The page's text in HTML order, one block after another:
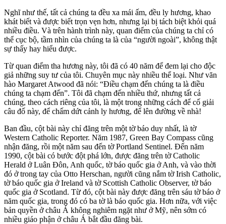
Nghĩ như thế, tất cả chúng ta đều xa mái ấm, đều ly hương, khao
khát biết và được biết trọn vẹn hơn, nhưng lại bị tách biệt khỏi quá
nhiều điều. Và trên hành trình này, quan điểm của chúng ta chỉ có
thể cục bộ, tầm nhìn của chúng ta là của “người ngoài”, không thật
sự thấy hay hiểu được.
Từ quan điểm tha hương này, tôi đã có 40 năm để đem lại cho độc
giả những suy tư của tôi. Chuyên mục này nhiều thể loại. Như văn
hào Margaret Atwood đã nói: “Điều chạm đến chúng ta là điều
chúng ta chạm đến”. Tôi đã chạm đến nhiều thứ, nhưng tất cả
chúng, theo cách riêng của tôi, là một trong những cách để cố giải
câu đố này, để chấm dứt cảnh ly hương, để lên đường về nhà!
Ban đầu, cột bài này chỉ đăng trên một tờ báo duy nhất, là tờ
Western Catholic Reporter. Năm 1987, Green Bay Compass cũng
nhận đăng, rồi một năm sau đến tờ Portland Sentinel. Đến năm
1990, cột bài có bước đột phá lớn, được đăng trên tờ Catholic
Herald ở Luân Đôn, Anh quốc, tờ báo quốc gia ở Anh, và vào thời
đó ở trong tay của Otto Herschan, người cũng nắm tờ Irish Catholic,
tờ báo quốc gia ở Ireland và tờ Scottish Catholic Observer, tờ báo
quốc gia ở Scotland. Từ đó, cột bài này được đăng trên sáu tờ báo ở
năm quốc gia, trong đó có ba tờ là báo quốc gia. Hơn nữa, với việc
bản quyền ở châu Á không nghiêm ngặt như ở Mỹ, nên sớm có
nhiều giáo phận ở châu Á bắt đầu đăng bài.